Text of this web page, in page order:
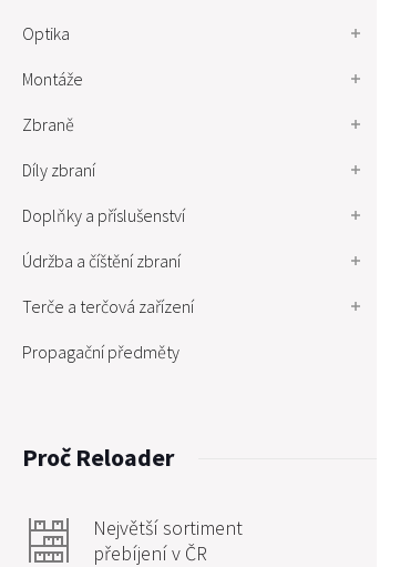
Optika
Montáže
Zbraně
Díly zbraní
Doplňky a příslušenství
Údržba a číštění zbraní
Terče a terčová zařízení
Propagační předměty
Proč Reloader
Největší sortiment
přebíjení v ČR